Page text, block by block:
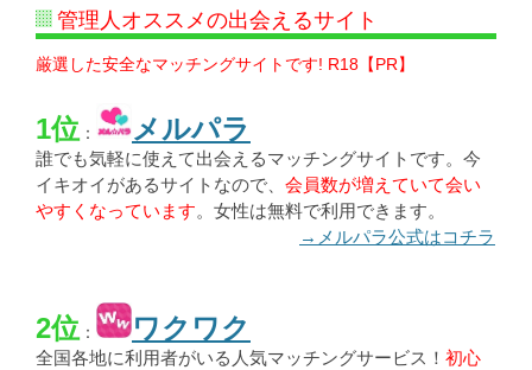
管理人オススメの出会えるサイト
厳選した安全なマッチングサイトです! R18【PR】
1位 ： メルパラ
誰でも気軽に使えて出会えるマッチングサイトです。今
イキオイがあるサイトなので、 会員数が増えていて会い
やすくなっています。女性は無料で利用できます。
→メルパラ公式はコチラ
2位 ： ワクワク
全国各地に利用者がいる人気マッチングサービス！ 初心